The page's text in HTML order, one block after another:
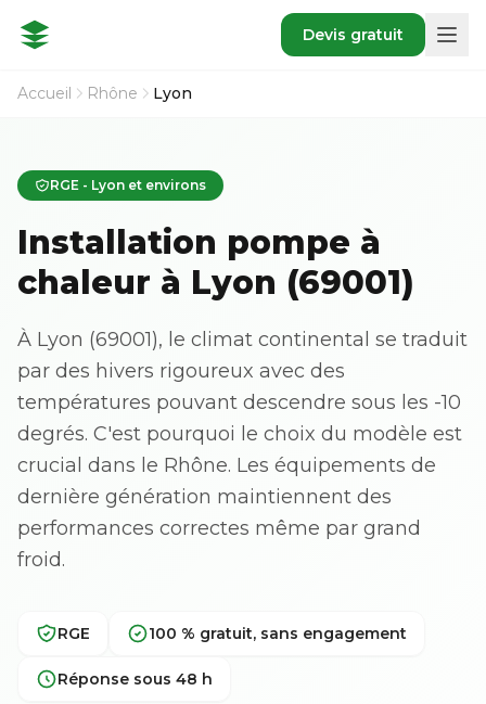
Devis gratuit
Accueil Rhône Lyon
RGE - Lyon et environs
Installation pompe à
chaleur à Lyon (69001)
À Lyon (69001), le climat continental se traduit
par des hivers rigoureux avec des
températures pouvant descendre sous les -10
degrés. C'est pourquoi le choix du modèle est
crucial dans le Rhône. Les équipements de
dernière génération maintiennent des
performances correctes même par grand
froid.
RGE 100 % gratuit, sans engagement
Réponse sous 48 h